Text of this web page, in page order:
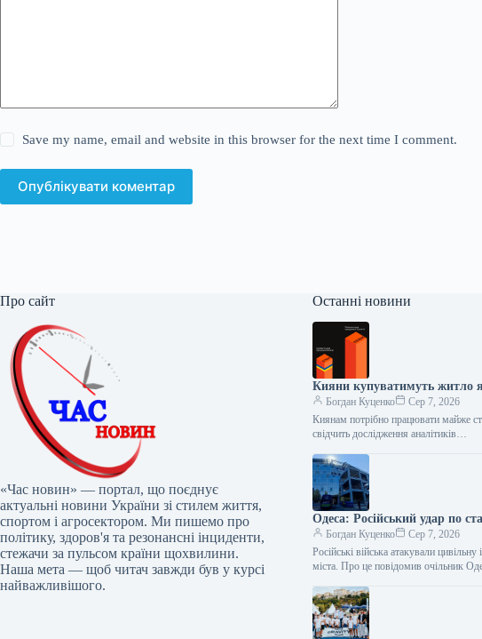
Save my name, email and website in this browser for the next time I comment.
Опублікувати коментар
Про сайт
«Час новин» — портал, що поєднує
актуальні новини України зі стилем життя,
спортом і агросектором. Ми пишемо про
політику, здоров'я та резонансні інциденти,
стежачи за пульсом країни щохвилини.
Наша мета — щоб читач завжди був у курсі
найважливішого.
Останні новини
Кияни купуватимуть житло
Богдан Куценко
Сер 7, 2026
Киянам потрібно працювати майже
свідчить дослідження аналітиків…
Одеса: Російський удар по
Богдан Куценко
Сер 7, 2026
Російські війська атакували
міста. Про це повідомив очільник